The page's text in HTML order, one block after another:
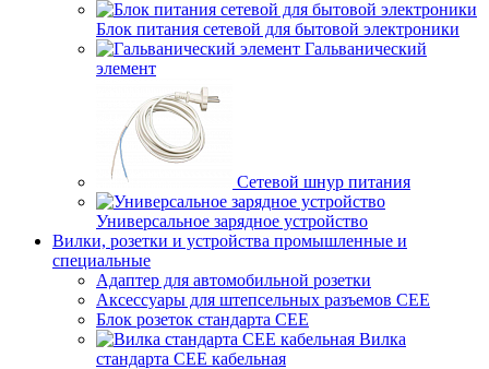
Блок питания сетевой для бытовой электроники
Гальванический
элемент
Сетевой шнур питания
Универсальное зарядное устройство
Вилки, розетки и устройства промышленные и
специальные
Адаптер для автомобильной розетки
Аксессуары для штепсельных разъемов CEE
Блок розеток стандарта CEE
Вилка
стандарта CEE кабельная